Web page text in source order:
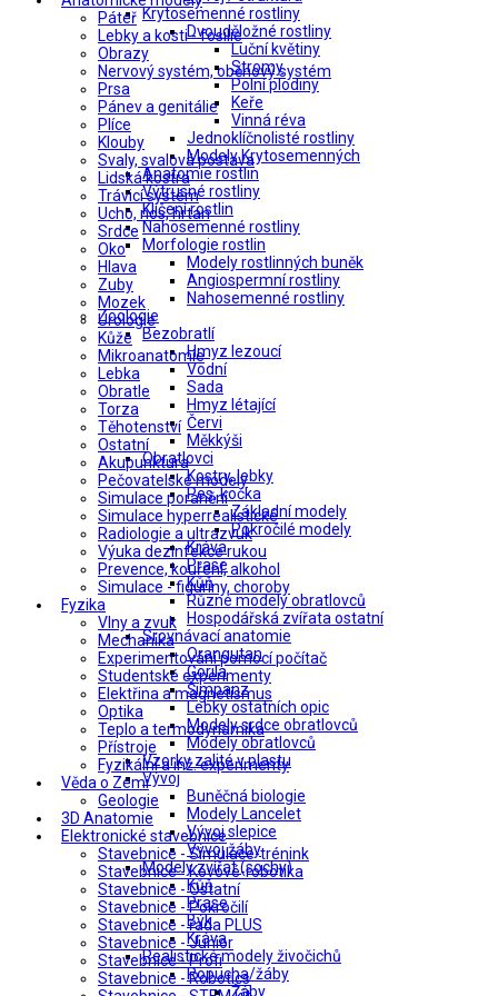
Páteř
Lebky a kosti - fosilie
Obrazy
Nervový systém, oběhový systém
Prsa
Pánev a genitálie
Plíce
Klouby
Svaly, svalová postava
Lidská kostra
Trávicí systém
Ucho, nos, hrtan
Srdce
Oko
Hlava
Zuby
Mozek
Urologie
Kůže
Mikroanatomie
Lebka
Obratle
Torza
Těhotenství
Ostatní
Akupunktura
Pečovatelské modely
Simulace poranění
Simulace hyperrealistické
Radiologie a ultrazvuk
Výuka dezinfekce rukou
Prevence, kouření, alkohol
Simulace - figuríny, choroby
Fyzika
Vlny a zvuk
Mechanika
Experimentování pomocí počítač
Studentské experimenty
Elektřina a magnetismus
Optika
Teplo a termodynamika
Přístroje
Fyzikální a inž. experimenty
Věda o Zemi
Geologie
3D Anatomie
Elektronické stavebnice
Stavebnice - Simulace-trénink
Stavebnice - Kovové-robotika
Stavebnice - Ostatní
Stavebnice - Pokročilí
Stavebnice - řada PLUS
Stavebnice - Junior
Stavebnice - Profi
Stavebnice - Robotics
Krytosemenné rostliny
Dvouděložné rostliny
Luční květiny
Stromy
Polní plodiny
Keře
Vinná réva
Jednoklíčnolisté rostliny
Modely Krytosemenných
Anatomie rostlin
Výtrusné rostliny
Klíčení rostlin
Nahosemenné rostliny
Morfologie rostlin
Modely rostlinných buněk
Angiospermní rostliny
Nahosemenné rostliny
Zoologie
Bezobratlí
Hmyz lezoucí
Vodní
Sada
Hmyz létající
Červi
Měkkýši
Obratlovci
Kostry, lebky
Pes, kočka
Základní modely
Pokročilé modely
Kráva
Prase
Kůň
Různé modely obratlovců
Hospodářská zvířata ostatní
Srovnávací anatomie
Orangutan
Gorila
Šimpanz
Lebky ostatních opic
Modely srdce obratlovců
Modely obratlovců
Vzorky zalité v plastu
Vývoj
Buněčná biologie
Modely Lancelet
Vývoj slepice
Vývoj žáby
Modely zvířat (sochy)
Kůň
Prase
Býk
Kráva
Realistické modely živočichů
Ropucha/žáby
Žáby